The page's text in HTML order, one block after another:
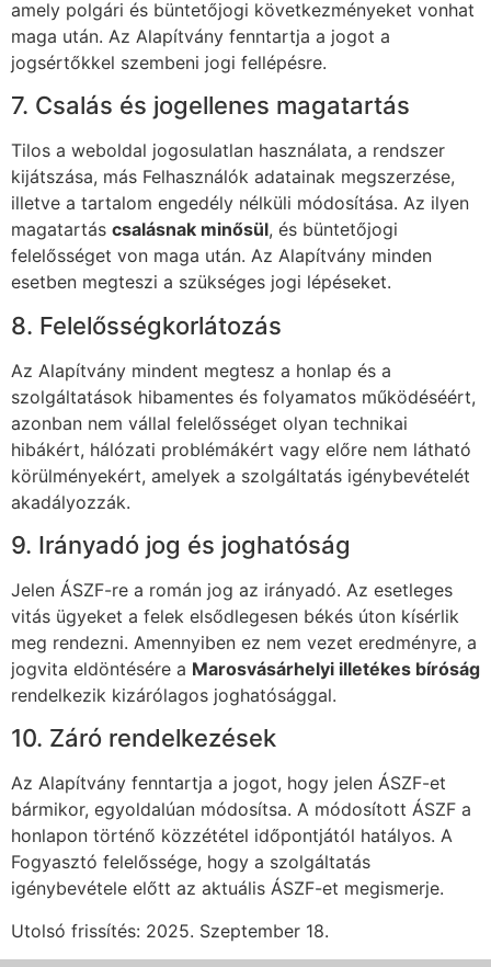
amely polgári és büntetőjogi következményeket vonhat
maga után. Az Alapítvány fenntartja a jogot a
jogsértőkkel szembeni jogi fellépésre.
7. Csalás és jogellenes magatartás
Tilos a weboldal jogosulatlan használata, a rendszer
kijátszása, más Felhasználók adatainak megszerzése,
illetve a tartalom engedély nélküli módosítása. Az ilyen
magatartás csalásnak minősül, és büntetőjogi
felelősséget von maga után. Az Alapítvány minden
esetben megteszi a szükséges jogi lépéseket.
8. Felelősségkorlátozás
Az Alapítvány mindent megtesz a honlap és a
szolgáltatások hibamentes és folyamatos működéséért,
azonban nem vállal felelősséget olyan technikai
hibákért, hálózati problémákért vagy előre nem látható
körülményekért, amelyek a szolgáltatás igénybevételét
akadályozzák.
9. Irányadó jog és joghatóság
Jelen ÁSZF-re a román jog az irányadó. Az esetleges
vitás ügyeket a felek elsődlegesen békés úton kísérlik
meg rendezni. Amennyiben ez nem vezet eredményre, a
jogvita eldöntésére a Marosvásárhelyi illetékes bíróság
rendelkezik kizárólagos joghatósággal.
10. Záró rendelkezések
Az Alapítvány fenntartja a jogot, hogy jelen ÁSZF-et
bármikor, egyoldalúan módosítsa. A módosított ÁSZF a
honlapon történő közzététel időpontjától hatályos. A
Fogyasztó felelőssége, hogy a szolgáltatás
igénybevétele előtt az aktuális ÁSZF-et megismerje.
Utolsó frissítés: 2025. Szeptember 18.